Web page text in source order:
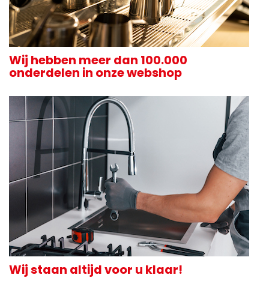
Wij hebben meer dan 100.000
onderdelen in onze webshop
Wij staan altijd voor u klaar!